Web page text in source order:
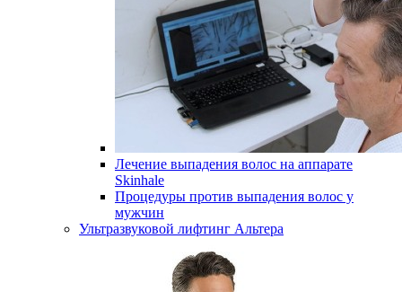
Лечение выпадения волос на аппарате
Skinhale
Процедуры против выпадения волос у
мужчин
Ультразвуковой лифтинг Альтера